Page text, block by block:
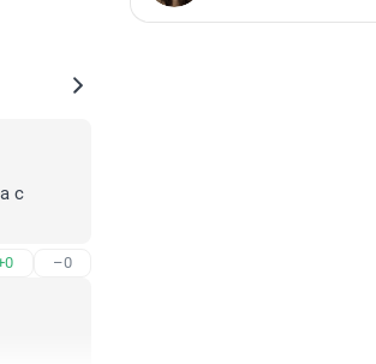
с
–0